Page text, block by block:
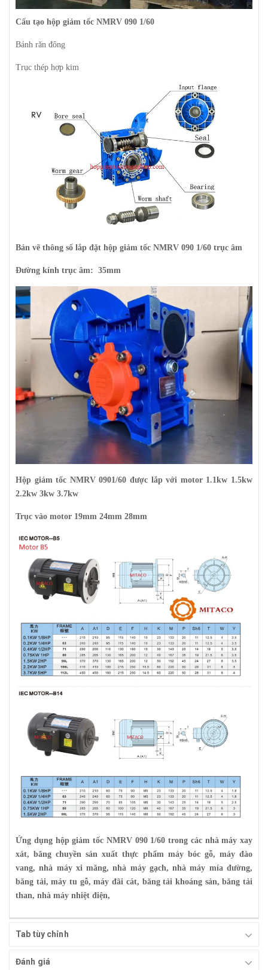
Cấu tạo hộp giảm tốc NMRV 090 1/60
Bánh răn đông
Trục thép hợp kim
Bản vẽ thông số lắp đặt hộp giảm tốc NMRV 090 1/60 trục âm
Đường kính trục âm: 35mm
Hộp giảm tốc NMRV 0901/60 được lắp với motor 1.1kw 1.5kw
2.2kw 3kw 3.7kw
Trục vào motor 19mm 24mm 28mm
Ứng dụng hộp giảm tốc NMRV 090 1/60 trong các nhà máy xay
xát, băng chuyền sản xuất thực phẩm máy bóc gỗ, máy đào
vang, nhà máy xi măng, nhà máy gạch, nhà máy mía đường,
băng tải, máy tu gỗ, máy đãi cát, băng tải khoáng sản, băng tải
than, nhà máy nhiệt điện,
Tab tùy chỉnh
Đánh giá